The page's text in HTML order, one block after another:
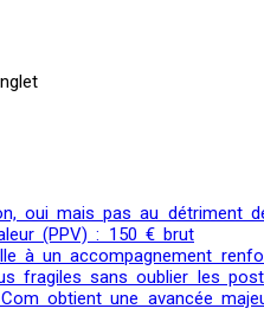
oui mais pas au détriment
(PPV) : 150 € brut
à un accompagnement
fragiles sans oublier les
obtient une avancée